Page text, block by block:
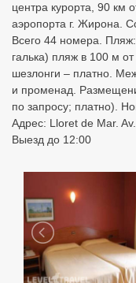
центра курорта, 90 км
аэропорта г. Жирона.
Всего 44 номера.
галька) пляж в 100 м
шезлонги – платно.
и променад.
по запросу; платно).
Адрес: Lloret de Mar.
Выезд до 12:00